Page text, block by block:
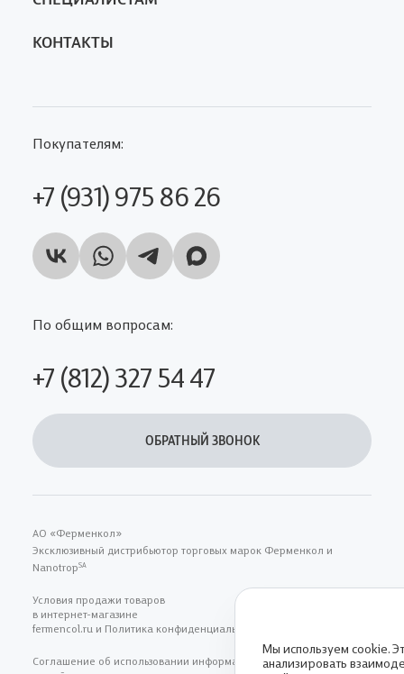
КОНТАКТЫ
Покупателям:
+7 (931) 975 86 26
По общим вопросам:
+7 (812) 327 54 47
ОБРАТНЫЙ ЗВОНОК
АО «Ферменкол»
Эксклюзивный дистрибьютор торговых марок Ферменкол и
NanotropSA
Условия продажи товаров
в интернет-магазине
fermencol.ru и Политика конфиденциальности
Соглашение об использовании информациии, размещенной
Мы используем cookie.
анализировать